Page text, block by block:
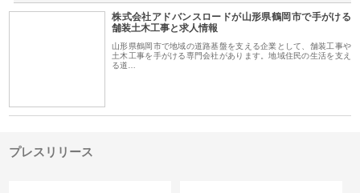
株式会社アドバンスロードが山形県鶴岡市で手がける
舗装土木工事と求人情報
山形県鶴岡市で地域の道路基盤を支える企業として、舗装工事や
土木工事を手がける専門会社があります。地域住民の生活を支え
る道…
プレスリリース